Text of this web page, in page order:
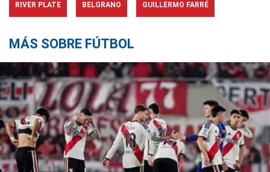
RIVER PLATE BELGRANO GUILLERMO FARRÉ
MÁS SOBRE FÚTBOL